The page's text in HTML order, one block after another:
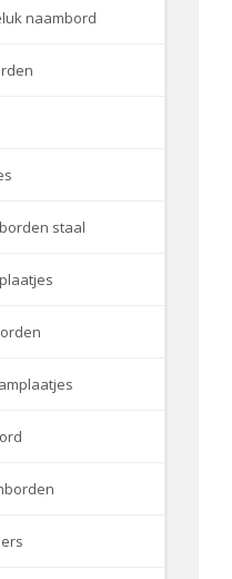
naambord
staal